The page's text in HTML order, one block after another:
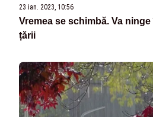
23 ian. 2023, 10:56
Vremea se schimbă. Va
țării